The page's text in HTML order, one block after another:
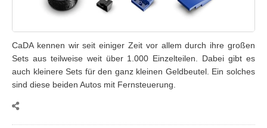
CaDA kennen wir seit einiger Zeit vor allem durch ihre großen
Sets aus teilweise weit über 1.000 Einzelteilen. Dabei gibt es
auch kleinere Sets für den ganz kleinen Geldbeutel. Ein solches
sind diese beiden Autos mit Fernsteuerung.